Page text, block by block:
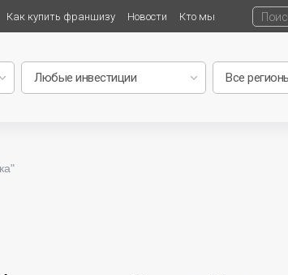
Как купить франшизу Новости Кто мы